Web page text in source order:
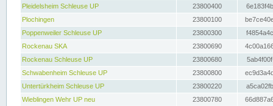
Pleidelsheim Schleuse UP
23800400
Plochingen
23800100
Poppenweiler Schleuse UP
23800300
Rockenau SKA
23800690
Rockenau Schleuse UP
23800680
Schwabenheim Schleuse UP
23800800
Untertürkheim Schleuse UP
23800220
Wieblingen Wehr UP neu
23800780